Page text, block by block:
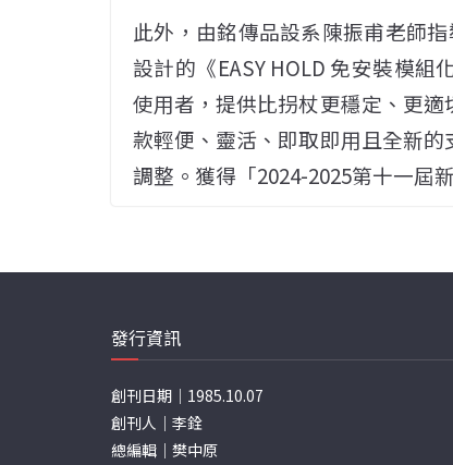
此外，由銘傳品設系陳振甫老師
設計的《EASY HOLD 免安裝模
使用者，提供比拐杖更穩定、更
款輕便、靈活、即取即用且全新
調整。獲得「2024-2025第十一屆
發行資訊
創刊日期｜1985.10.07
創刊人｜李銓
總編輯｜樊中原